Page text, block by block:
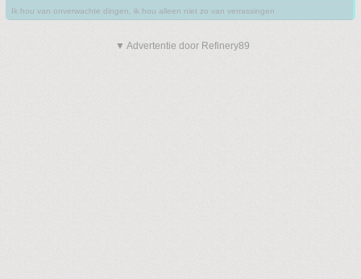
Ik hou van onverwachte dingen, ik hou alleen niet zo van verrassingen
▼ Advertentie door Refinery89